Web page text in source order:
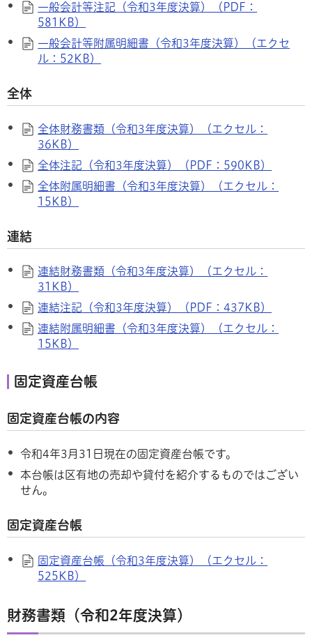
一般会計等注記（令和3年度決算）（PDF：
581KB）
一般会計等附属明細書（令和3年度決算）（エクセ
ル：52KB）
全体
全体財務書類（令和3年度決算）（エクセル：
36KB）
全体注記（令和3年度決算）（PDF：590KB）
全体附属明細書（令和3年度決算）（エクセル：
15KB）
連結
連結財務書類（令和3年度決算）（エクセル：
31KB）
連結注記（令和3年度決算）（PDF：437KB）
連結附属明細書（令和3年度決算）（エクセル：
15KB）
固定資産台帳
固定資産台帳の内容
令和4年3月31日現在の固定資産台帳です。
本台帳は区有地の売却や貸付を紹介するものではござい
せん。
固定資産台帳
固定資産台帳（令和3年度決算）（エクセル：
525KB）
財務書類（令和2年度決算）